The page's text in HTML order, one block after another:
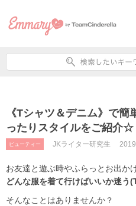
《Tシャツ＆デニム》で
ったりスタイルをご紹介☆
ビューティー JKライター研究生
お友達と遊ぶ時やふらっとお出か
どんな服を着て行けばいいか迷う
そんなことはありませんか？